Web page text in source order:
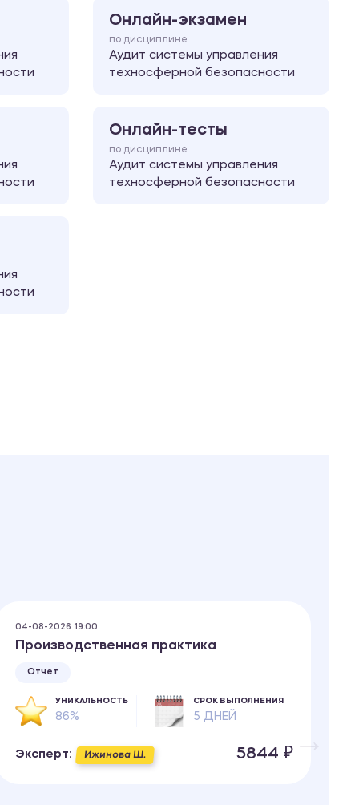
Онлайн-экзамен
по дисциплине
Аудит системы управления
техносферной безопасности
Онлайн-тесты
по дисциплине
Аудит системы управления
техносферной безопасности
04-08-2026 19:00
Производственная практика
Отчет
УНИКАЛЬНОСТЬ
86%
СРОК ВЫПОЛНЕНИЯ
5 ДНЕЙ
Эксперт: Ижинова Ш. 5844 ₽